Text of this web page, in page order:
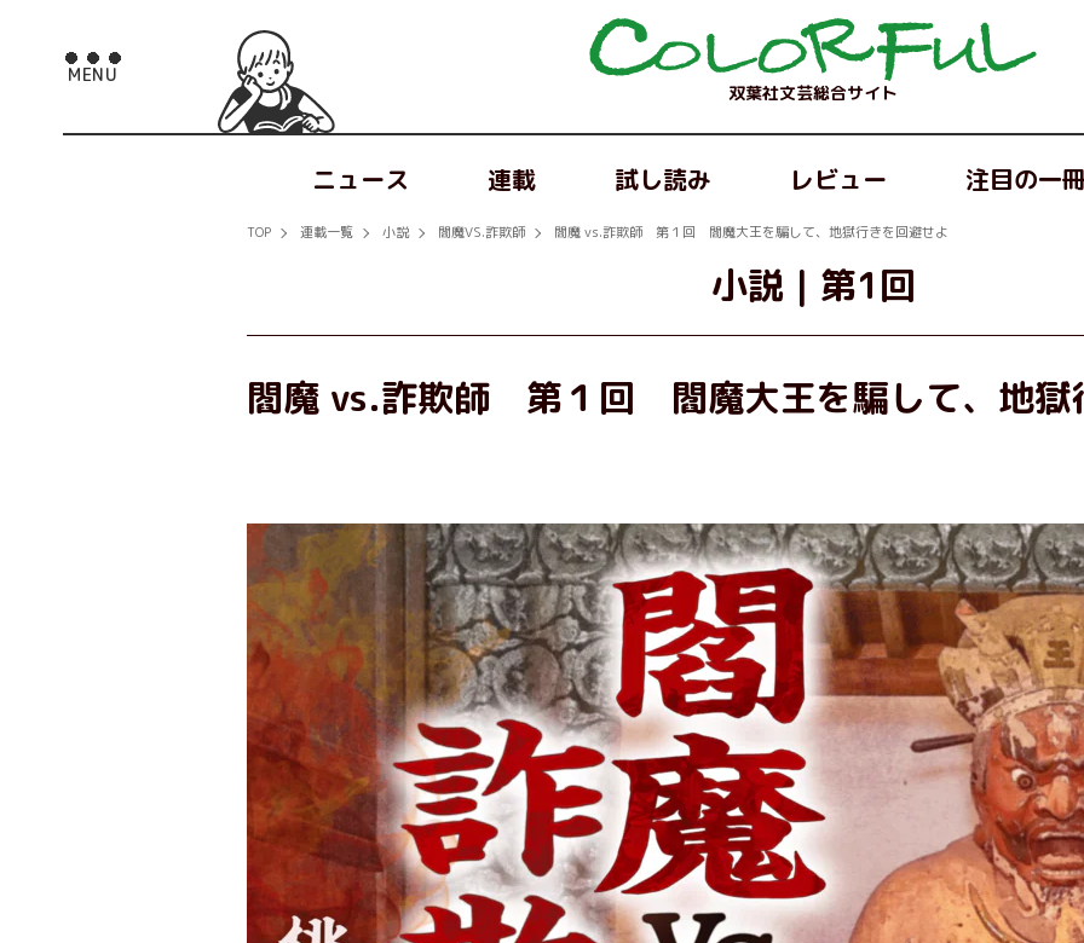
双葉社文芸総合サイト
ニュース 連載 試し読み レビュー 注目の一
TOP 連載一覧 小説 閻魔VS.詐欺師 閻魔 vs.詐欺師 第１回 閻魔大王を騙して、地獄行きを回避せよ
小説 ｜ 第1回
閻魔 vs.詐欺師 第１回 閻魔大王を騙して、地獄